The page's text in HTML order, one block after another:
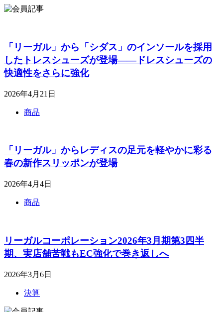
「リーガル」から「シダス」のインソールを採用
したトレスシューズが登場――ドレスシューズの
快適性をさらに強化
2026年4月21日
商品
「リーガル」からレディスの足元を軽やかに彩る
春の新作スリッポンが登場
2026年4月4日
商品
リーガルコーポレーション2026年3月期第3四半
期、実店舗苦戦もEC強化で巻き返しへ
2026年3月6日
決算